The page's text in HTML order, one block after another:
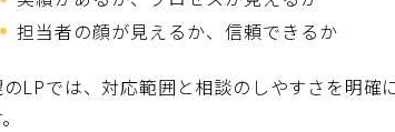
担当者の顔が見えるか、信頼できるか
LPでは、対応範囲と相談のしやすさを明確